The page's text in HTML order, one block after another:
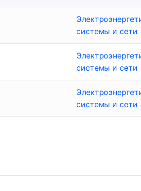
системы и сети
системы и сети
системы и сети